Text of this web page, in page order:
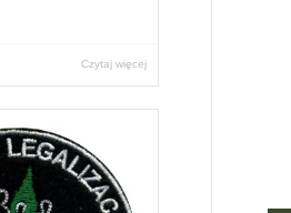
Czytaj więcej